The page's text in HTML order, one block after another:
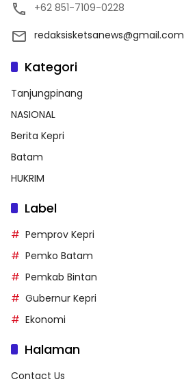
+62 851-7109-0228
redaksisketsanews@gmail.com
Kategori
Tanjungpinang
NASIONAL
Berita Kepri
Batam
HUKRIM
Label
Pemprov Kepri
Pemko Batam
Pemkab Bintan
Gubernur Kepri
Ekonomi
Halaman
Contact Us